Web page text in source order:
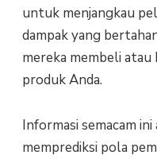
untuk menjangkau
dampak yang
mereka membeli
produk Anda.
Informasi semacam
memprediksi pola